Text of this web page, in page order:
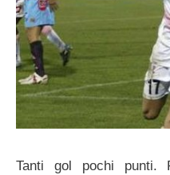
Tanti gol pochi punti.